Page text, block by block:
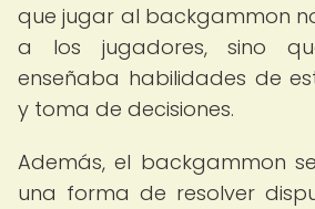
que jugar al backgammon
a los jugadores, sino
enseñaba habilidades de
y toma de decisiones.
Además, el backgammon
una forma de resolver